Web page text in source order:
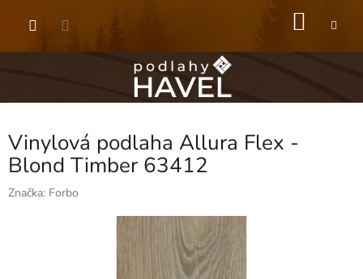
Vinylová podlaha Allura Flex -
Blond Timber 63412
Značka: Forbo